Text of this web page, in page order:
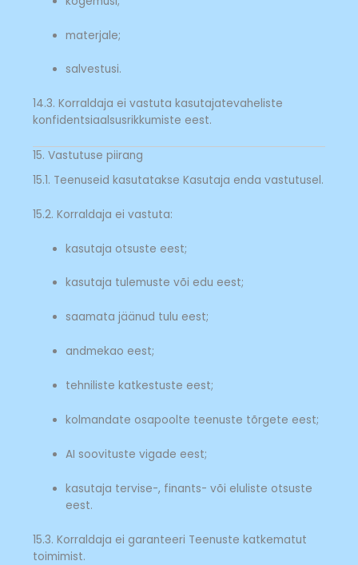
materjale;
salvestusi.
14.3. Korraldaja ei vastuta kasutajatevaheliste
konfidentsiaalsusrikkumiste eest.
15. Vastutuse piirang
15.1. Teenuseid kasutatakse Kasutaja enda vastutusel.
15.2. Korraldaja ei vastuta:
kasutaja otsuste eest;
kasutaja tulemuste või edu eest;
saamata jäänud tulu eest;
andmekao eest;
tehniliste katkestuste eest;
kolmandate osapoolte teenuste tõrgete eest;
AI soovituste vigade eest;
kasutaja tervise-, finants- või eluliste otsuste
eest.
15.3. Korraldaja ei garanteeri Teenuste katkematut
toimimist.